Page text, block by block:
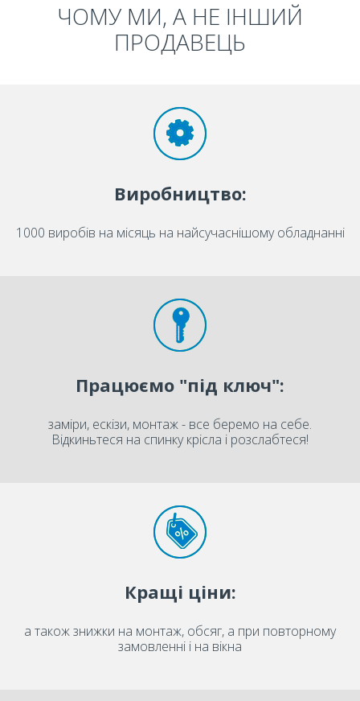
ЧОМУ МИ, А НЕ ІНШИЙ
ПРОДАВЕЦЬ
Виробництво:
1000 виробів на місяць на найсучаснішому обладнанні
Працюємо "під ключ":
заміри, ескізи, монтаж - все беремо на себе.
Відкиньтеся на спинку крісла і розслабтеся!
Кращі ціни:
а також знижки на монтаж, обсяг, а при повторному
замовленні і на вікна